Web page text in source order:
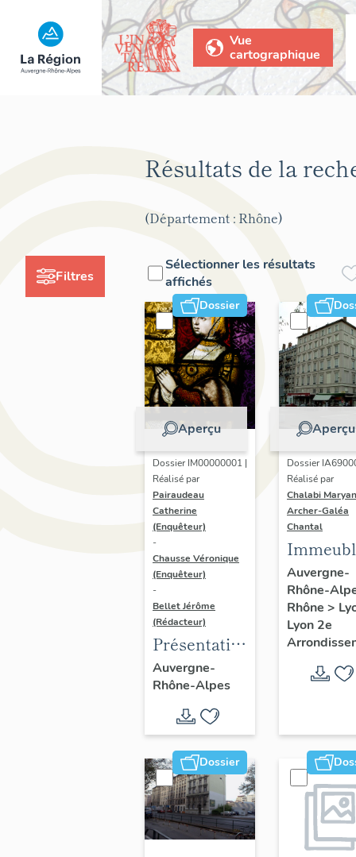
Vue
cartographique
Filtres
Résultats de la
(Département : Rhône)
Sélectionner les résultats
affichés
Dossier
Aperçu
Dossier IM00000001 |
Réalisé par
Pairaudeau
Catherine
(Enquêteur)
-
Chausse Véronique
(Enquêteur)
-
Bellet Jérôme
(Rédacteur)
Présentation
de
l'opération
d'inventaire
du vitrail
ancien de
Rhône-
Alpes
(corpus
vitrearum)
Auvergne-
Rhône-Alpes
Aperçu
Dossier
Réalisé par
Chalabi
Archer-Galéa
Chantal
Auvergne-
Rhône-
Rhône >
Lyon 2e
Dossier